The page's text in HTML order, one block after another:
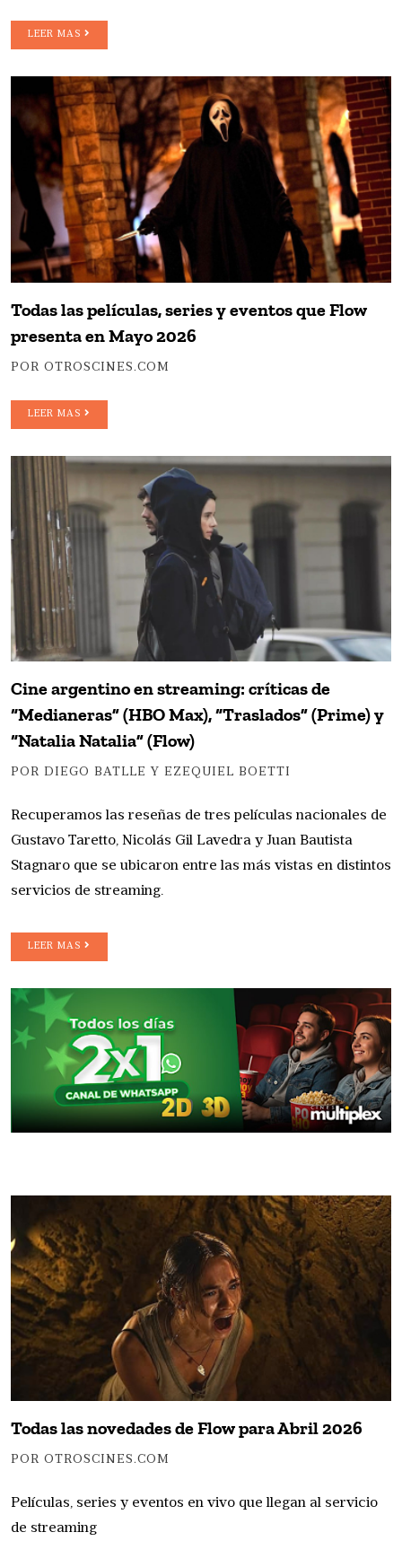
LEER MAS
Todas las películas, series y eventos que Flow
presenta en Mayo 2026
POR OTROSCINES.COM
LEER MAS
Cine argentino en streaming: críticas de
“Medianeras” (HBO Max), “Traslados” (Prime) y
“Natalia Natalia” (Flow)
POR DIEGO BATLLE Y EZEQUIEL BOETTI
Recuperamos las reseñas de tres películas nacionales de
Gustavo Taretto, Nicolás Gil Lavedra y Juan Bautista
Stagnaro que se ubicaron entre las más vistas en distintos
servicios de streaming.
LEER MAS
Todas las novedades de Flow para Abril 2026
POR OTROSCINES.COM
Películas, series y eventos en vivo que llegan al servicio
de streaming